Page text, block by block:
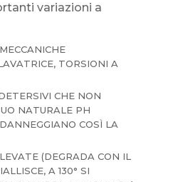
variazioni a
TORSIONI A
CHE NON
NATURALE PH
COSÌ LA
(DEGRADA CON IL
A 130° SI